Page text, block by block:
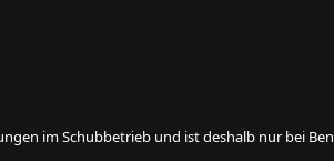
im Schubbetrieb und ist deshalb nur bei